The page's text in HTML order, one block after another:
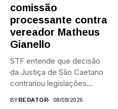
comissão
processante contra
vereador Matheus
Gianello
STF entende que decisão
da Justiça de São Caetano
contrariou legislações
BYREDATOR 08/08/2026